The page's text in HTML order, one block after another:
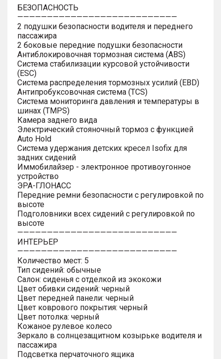
БЕЗОПАСНОСТЬ
———————————————————————————
2 подушки безопасности водителя и переднего
пассажира
2 боковые передние подушки безопасности
Антиблокировочная тормозная система (ABS)
Система стабилизации курсовой устойчивости
(ESC)
Система распределения тормозных усилий (EBD)
Антипробуксовочная система (TCS)
Система мониторинга давления и температуры в
шинах (TMPS)
Камера заднего вида
Электрический стояночный тормоз с функцией
Auto Hold
Система удержания детских кресел Isofix для
задних сидений
Иммобилайзер - электронное противоугонное
устройство
ЭРА-ГЛОНАСС
Передние ремни безопасности с регулировкой по
высоте
Подголовники всех сидений с регулировкой по
высоте
———————————————————————————
ИНТЕРЬЕР
———————————————————————————
Количество мест: 5
Тип сидений: обычные
Салон: сиденья с отделкой из экокожи
Цвет обивки сидений: черный
Цвет передней панели: черный
Цвет коврового покрытия: черный
Цвет потолка: черный
Кожаное рулевое колесо
Зеркало в солнцезащитном козырьке водителя и
пассажира
Подсветка перчаточного ящика